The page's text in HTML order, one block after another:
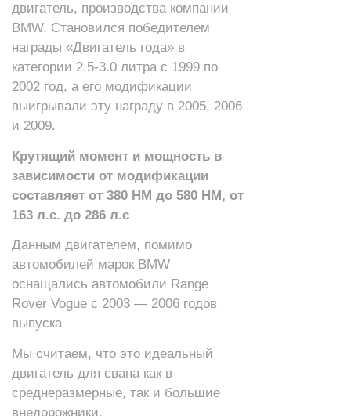
двигатель, производства компании
BMW. Становился победителем
награды «Двигатель года» в
категории 2.5-3.0 литра с 1999 по
2002 год, а его модификации
выигрывали эту награду в 2005, 2006
и 2009.
Крутящий момент и мощность в
зависимости от модификации
составляет от 380 НМ до 580 НМ, от
163 л.с. до 286 л.c
Данным двигателем, помимо
автомобилей марок BMW
оснащались автомобили Range
Rover Vogue c 2003 — 2006 годов
выпуска
Мы считаем, что это идеальный
двигатель для свапа как в
среднеразмерные, так и большие
внедорожники.